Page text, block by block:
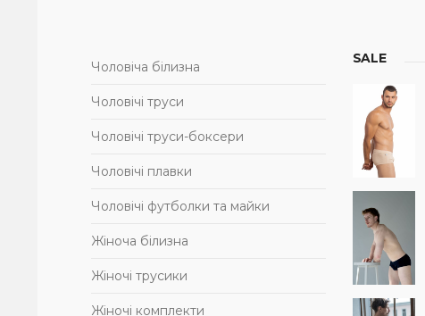
Чоловіча білизна
Чоловічі труси
Чоловічі труси-боксери
Чоловічі плавки
Чоловічі футболки та майки
Жіноча білизна
Жіночі трусики
Жіночі комплекти
SALE